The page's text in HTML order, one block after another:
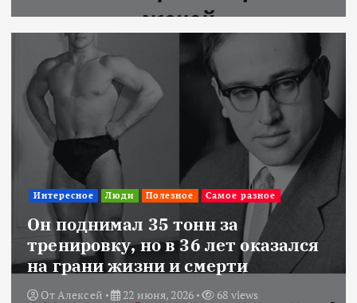
Интересное Люди Полезное Самое разное
Он поднимал 35 тонн за
тренировку, но в 36 лет оказался
на грани жизни и смерти
ОтАлексей 22 июня, 2026 68 views